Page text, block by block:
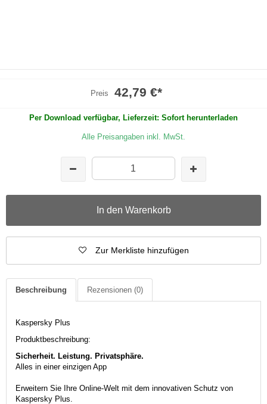
Preis 42,79 €*
Per Download verfügbar, Lieferzeit: Sofort herunterladen
Alle Preisangaben inkl. MwSt.
In den Warenkorb
Zur Merkliste hinzufügen
Beschreibung Rezensionen (0)
Kaspersky Plus
Produktbeschreibung:
Sicherheit. Leistung. Privatsphäre.
Alles in einer einzigen App
Erweitern Sie Ihre Online-Welt mit dem innovativen Schutz von
Kaspersky Plus.